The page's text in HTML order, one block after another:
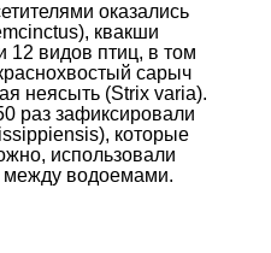
оказались
квакши
12 видов птиц, в том
сарыч
неясыть (Strix varia).
раз зафиксировали
которые
использовали
водоемами.